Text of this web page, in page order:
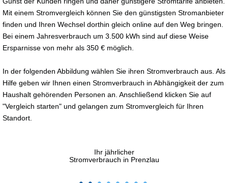
Mit einem Stromvergleich können Sie den günstigsten Stromanbieter
finden und Ihren Wechsel dorthin gleich online auf den Weg bringen.
Bei einem Jahresverbrauch um 3.500 kWh sind auf diese Weise
Ersparnisse von mehr als 350 € möglich.
In der folgenden Abbildung wählen Sie ihren Stromverbrauch aus. Als
Hilfe geben wir Ihnen einen Stromverbrauch in Abhängigkeit der zum
Haushalt gehörenden Personen an. Anschließend klicken Sie auf
"Vergleich starten" und gelangen zum Stromvergleich für Ihren
Standort.
Ihr jährlicher
Stromverbrauch in Prenzlau